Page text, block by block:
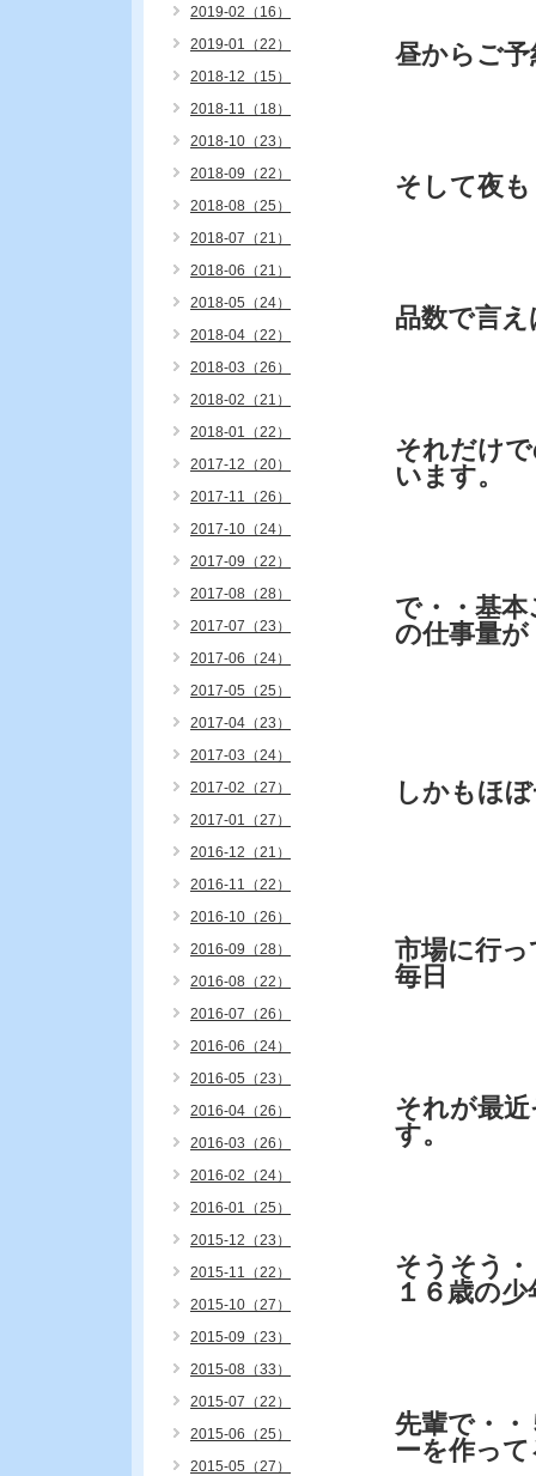
昼からご
そして夜
品数で言
それだけ
います。
で・・基
の仕事量が
しかもほ
市場に行
毎日
それが最
す。
そうそう
１６歳の
先輩で・
ーを作っ
2019-02（16）
2019-01（22）
2018-12（15）
2018-11（18）
2018-10（23）
2018-09（22）
2018-08（25）
2018-07（21）
2018-06（21）
2018-05（24）
2018-04（22）
2018-03（26）
2018-02（21）
2018-01（22）
2017-12（20）
2017-11（26）
2017-10（24）
2017-09（22）
2017-08（28）
2017-07（23）
2017-06（24）
2017-05（25）
2017-04（23）
2017-03（24）
2017-02（27）
2017-01（27）
2016-12（21）
2016-11（22）
2016-10（26）
2016-09（28）
2016-08（22）
2016-07（26）
2016-06（24）
2016-05（23）
2016-04（26）
2016-03（26）
2016-02（24）
2016-01（25）
2015-12（23）
2015-11（22）
2015-10（27）
2015-09（23）
2015-08（33）
2015-07（22）
2015-06（25）
2015-05（27）